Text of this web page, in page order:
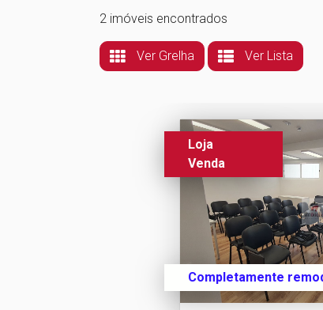
2 imóveis encontrados
Ver Grelha Ver Lista
Loja
Venda
Completamente